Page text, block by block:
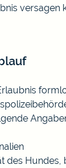
versagen
des Hundes,